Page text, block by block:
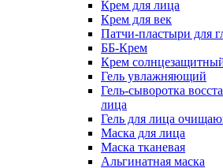
Крем для лица
Крем для век
Патчи-пластыри для
ББ-Крем
Крем
Гель увлажняющий
Гель-сыворотка
лица
Гель для лица
Маска для лица
Маска тканевая
Альгинатная маска